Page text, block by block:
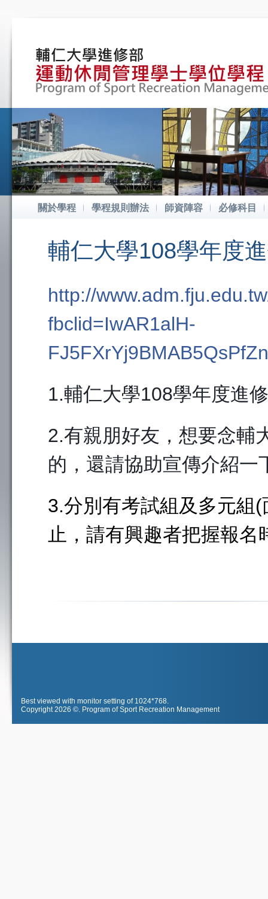
關於學程 學程規則辦法 師資陣容 必修科目
輔仁大學108學年度
http://
fbclid=IwAR1alH-
1.輔仁大學108學年度進
2.有親朋好友，想要念輔
的，還請協助宣傳介紹一
3.分別有考試組及多元組
止，請有興趣者把握報
Best viewed with monitor setting of 1024*768.
Copyright 2026 ©. Program of Sport Recreation Management